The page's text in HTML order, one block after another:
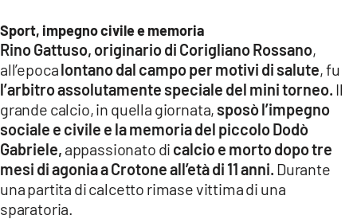
Sport, impegno civile e memoria
Rino Gattuso, originario di Corigliano Rossano,
all’epocalontano dal campo per motivi di salute, fu
l’arbitro assolutamente speciale del mini torneo. Il
grande calcio, in quella giornata, sposò l’impegno
sociale e civile e la memoria del piccolo Dodò
Gabriele, appassionato di calcio e morto dopo tre
mesi di agonia a Crotone all’età di 11 anni. Durante
una partita di calcetto rimase vittima di una
sparatoria.